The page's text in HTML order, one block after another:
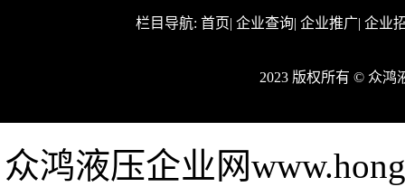
栏目导航: 首页| 企业查询| 企业推广| 企业
2023 版权所有 © 众
众鸿液压企业网